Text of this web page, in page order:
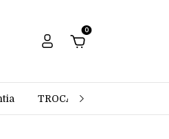
0
TROCAS E DEVOLUÇÕES